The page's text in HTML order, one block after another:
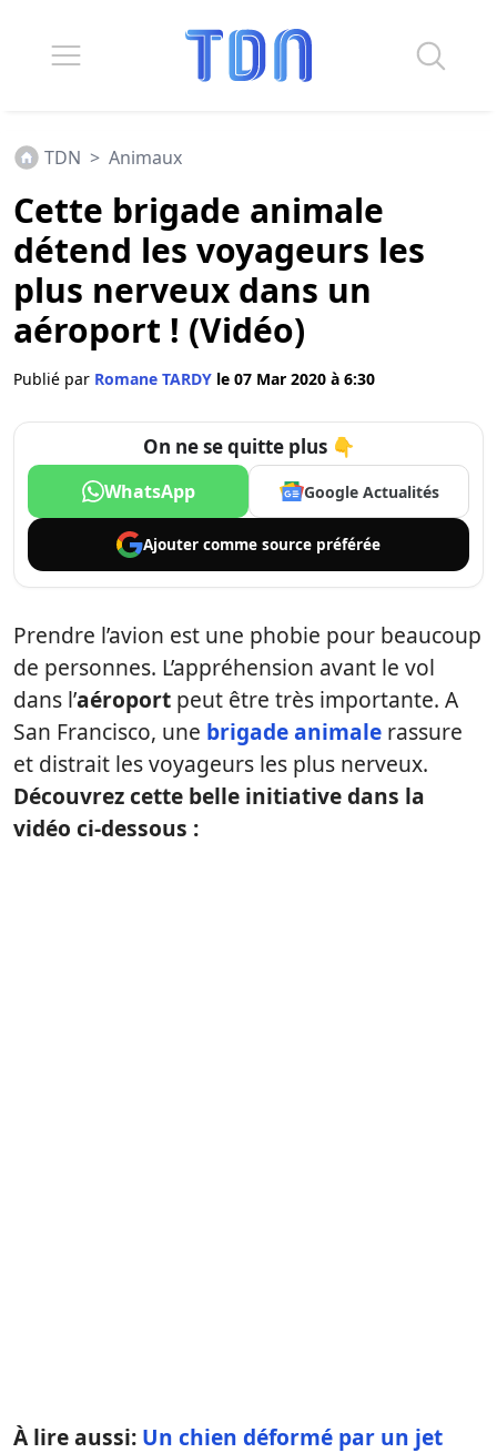
TDN > Animaux
Cette brigade animale
détend les voyageurs les
plus nerveux dans un
aéroport ! (Vidéo)
Publié par Romane TARDY le 07 Mar 2020 à 6:30
On ne se quitte plus 👇
WhatsApp Google Actualités
Ajouter comme source préférée
Prendre l’avion est une phobie pour beaucoup
de personnes. L’appréhension avant le vol
dans l’aéroport peut être très importante. A
San Francisco, une brigade animale rassure
et distrait les voyageurs les plus nerveux.
Découvrez cette belle initiative dans la
vidéo ci-dessous :
À lire aussi: Un chien déformé par un jet